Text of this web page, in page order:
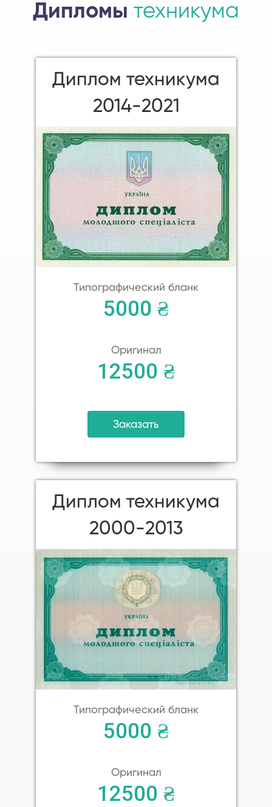
Дипломы техникума
Диплом техникума
2014-2021
Типографический бланк
5000 ₴
Оригинал
12500 ₴
Заказать
Диплом техникума
2000-2013
Типографический бланк
5000 ₴
Оригинал
12500 ₴